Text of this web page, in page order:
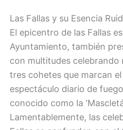
Las Fallas y su Esencia
El epicentro de las Fallas
Ayuntamiento, también
con multitudes celebrando
tres cohetes que marcan
espectáculo diario de
conocido como la
Lamentablemente, las